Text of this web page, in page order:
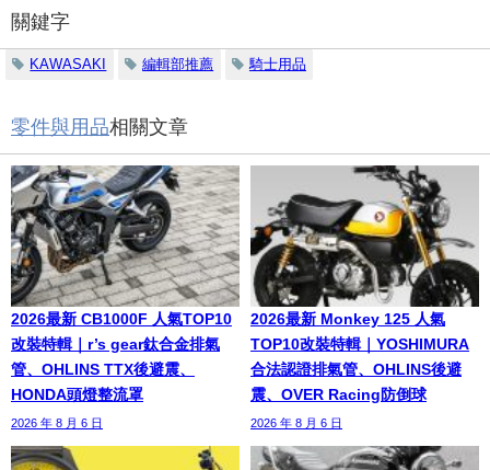
關鍵字
KAWASAKI 編輯部推薦 騎士用品
零件與用品相關文章
2026最新 CB1000F 人氣TOP10
改裝特輯｜r’s gear鈦合金排氣
管、OHLINS TTX後避震、
HONDA頭燈整流罩
2026 年 8 月 6 日
2026最新 Monkey 125 人氣
TOP10改裝特輯｜YOSHIMURA
合法認證排氣管、OHLINS後避
震、OVER Racing防倒球
2026 年 8 月 6 日